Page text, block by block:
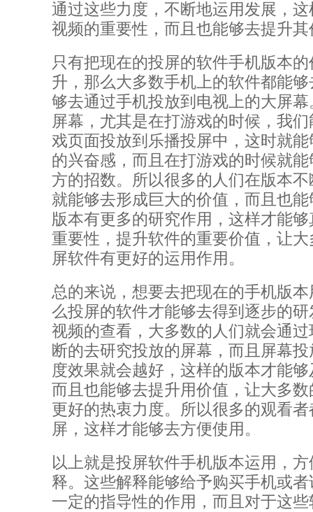
通过这些力度，不断地运用发展，
视频的重要性，而且也能够去提升
只有把现在的投屏的软件手机版本
升，那么大多数手机上的软件都能
够去通过手机投放到电视上的大屏
屏幕，尤其是在打游戏的时候，我
戏页面投放到乐播投屏中，这时就
的兴奋感，而且在打游戏的时候就
方的招数。所以很多的人们在版本
就能够去形成巨大的价值，而且也
版本有更多的研究作用，这样才能
重要性，提升软件的重要价值，让
屏软件有更好的运用作用。
总的来说，想要去把现在的手机版
么投屏的软件才能够去得到逐步的
视频的查看，大多数的人们就会通
断的去研究投放的屏幕，而且屏幕
度效果就会越好，这样的版本才能
而且也能够去提升用价值，让大多
更好的热衷力度。所以很多的观看
屏，这样才能够去方便使用。
以上就是投屏软件手机版本运用，
释。这些解释能够给予购买手机或
一定的指导性的作用，而且对于这